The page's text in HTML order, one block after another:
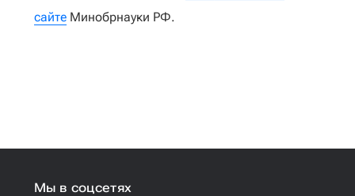
сайте Минобрнауки РФ.
Мы в соцсетях